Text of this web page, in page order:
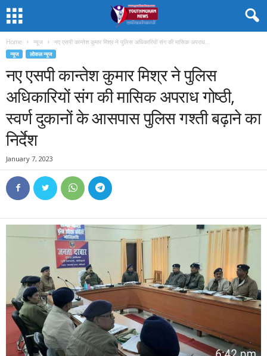
Home न्यूज नए एसपी कान्तेश कुमार मिश्र ने पुलिस अधिकारियों संग की मासिक अपराध...
न्यूज लोकल न्यूज
नए एसपी कान्तेश कुमार मिश्र ने पुलिस
अधिकारियों संग की मासिक अपराध गोष्ठी,
स्वर्ण दुकानों के आसपास पुलिस गश्ती बढ़ाने का
निर्देश
January 7, 2023